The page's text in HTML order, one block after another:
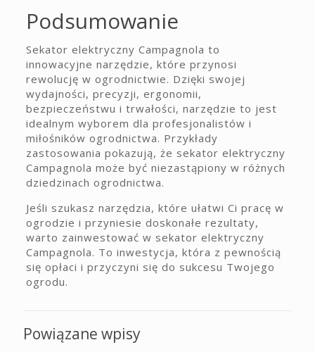
Podsumowanie
Sekator elektryczny Campagnola to
innowacyjne narzędzie, które przynosi
rewolucję w ogrodnictwie. Dzięki swojej
wydajności, precyzji, ergonomii,
bezpieczeństwu i trwałości, narzędzie to jest
idealnym wyborem dla profesjonalistów i
miłośników ogrodnictwa. Przykłady
zastosowania pokazują, że sekator elektryczny
Campagnola może być niezastąpiony w różnych
dziedzinach ogrodnictwa.
Jeśli szukasz narzędzia, które ułatwi Ci pracę w
ogrodzie i przyniesie doskonałe rezultaty,
warto zainwestować w sekator elektryczny
Campagnola. To inwestycja, która z pewnością
się opłaci i przyczyni się do sukcesu Twojego
ogrodu.
Powiązane wpisy